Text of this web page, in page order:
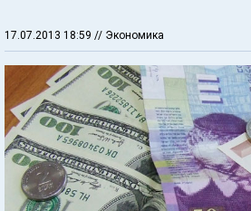
17.07.2013 18:59 // Экономика